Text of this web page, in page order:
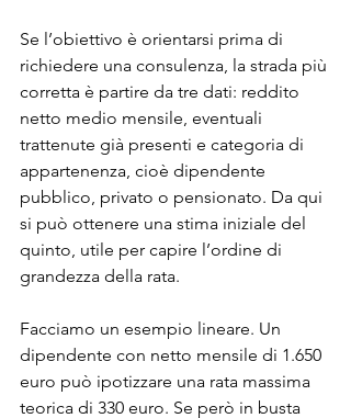
Se l’obiettivo è orientarsi prima di
richiedere una consulenza, la strada più
corretta è partire da tre dati: reddito
netto medio mensile, eventuali
trattenute già presenti e categoria di
appartenenza, cioè dipendente
pubblico, privato o pensionato. Da qui
si può ottenere una stima iniziale del
quinto, utile per capire l’ordine di
grandezza della rata.
Facciamo un esempio lineare. Un
dipendente con netto mensile di 1.650
euro può ipotizzare una rata massima
teorica di 330 euro. Se però in busta